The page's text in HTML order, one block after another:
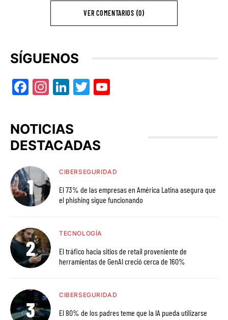
VER COMENTARIOS (0)
SÍGUENOS
Facebook
Instagram
LinkedIn
Twitter
NOTICIAS
DESTACADAS
CIBERSEGURIDAD
El 73% de las empresas en América Latina asegura que
el phishing sigue funcionando
TECNOLOGÍA
El tráfico hacia sitios de retail proveniente de
herramientas de GenAI creció cerca de 160%
CIBERSEGURIDAD
El 80% de los padres teme que la IA pueda utilizarse